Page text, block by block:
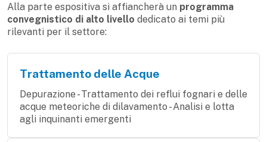
Alla parte espositiva si affiancherà un programma
convegnistico di alto livello dedicato ai temi più
rilevanti per il settore:
Trattamento delle Acque
Depurazione - Trattamento dei reflui fognari e delle
acque meteoriche di dilavamento - Analisi e lotta
agli inquinanti emergenti